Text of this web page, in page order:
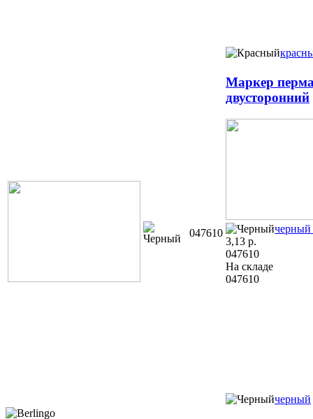
047610
Маркер
двусторонний
черный
3,13 р.
047610
На складе
047610
черный